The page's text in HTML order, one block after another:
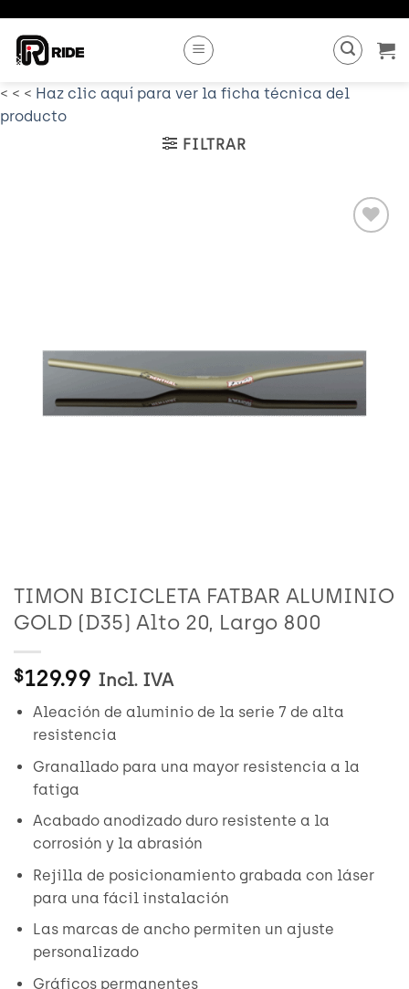
contenido
< < < Haz clic aquí para ver la ficha técnica del
producto
FILTRAR
TIMON BICICLETA FATBAR ALUMINIO
GOLD (D35) Alto 20, Largo 800
$129.99 Incl. IVA
Aleación de aluminio de la serie 7 de alta
resistencia
Granallado para una mayor resistencia a la
fatiga
Acabado anodizado duro resistente a la
corrosión y la abrasión
Rejilla de posicionamiento grabada con láser
para una fácil instalación
Las marcas de ancho permiten un ajuste
personalizado
Gráficos permanentes